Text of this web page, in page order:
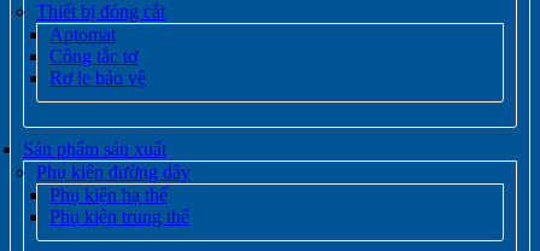
Thiết bị đóng cắt
Aptomat
Công tắc tơ
Rơ le bảo vệ
Sản phẩm sản xuất
Phụ kiện đường dây
Phụ kiện hạ thế
Phụ kiện trung thế